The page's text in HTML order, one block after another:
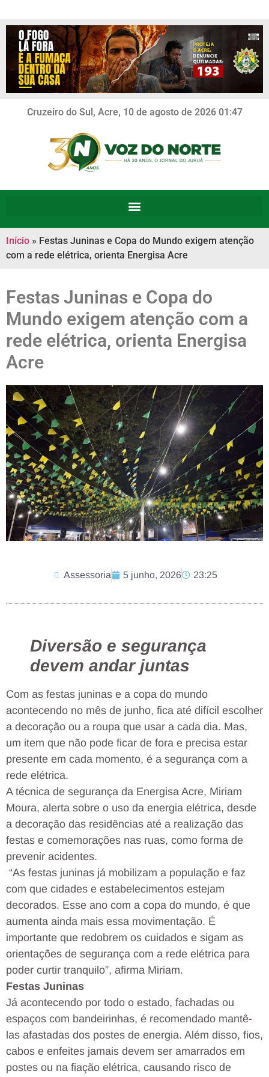
Cruzeiro do Sul, Acre, 10 de agosto de 2026 01:47
Início » Festas Juninas e Copa do Mundo exigem atenção
com a rede elétrica, orienta Energisa Acre
Festas Juninas e Copa do
Mundo exigem atenção com a
rede elétrica, orienta Energisa
Acre
Assessoria 5 junho, 2026 23:25
Diversão e segurança
devem andar juntas
Com as festas juninas e a copa do mundo
acontecendo no mês de junho, fica até difícil escolher
a decoração ou a roupa que usar a cada dia. Mas,
um item que não pode ficar de fora e precisa estar
presente em cada momento, é a segurança com a
rede elétrica.
A técnica de segurança da Energisa Acre, Miriam
Moura, alerta sobre o uso da energia elétrica, desde
a decoração das residências até a realização das
festas e comemorações nas ruas, como forma de
prevenir acidentes.
“As festas juninas já mobilizam a população e faz
com que cidades e estabelecimentos estejam
decorados. Esse ano com a copa do mundo, é que
aumenta ainda mais essa movimentação. É
importante que redobrem os cuidados e sigam as
orientações de segurança com a rede elétrica para
poder curtir tranquilo”, afirma Miriam.
Festas Juninas
Já acontecendo por todo o estado, fachadas ou
espaços com bandeirinhas, é recomendado mantê-
las afastadas dos postes de energia. Além disso, fios,
cabos e enfeites jamais devem ser amarrados em
postes ou na fiação elétrica, causando risco de